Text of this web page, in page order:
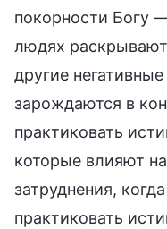
покорности Богу
людях
другие
зарождаются в
практиковать
которые влияют
затруднения,
практиковать